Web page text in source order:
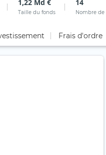
1,22 Md €
Taille du fonds
14
Nombre
Frais d'ordre